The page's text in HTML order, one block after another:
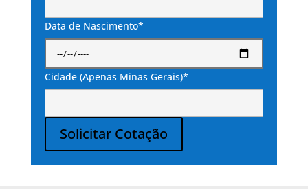
Data de Nascimento*
Cidade (Apenas Minas Gerais)*
Solicitar Cotação